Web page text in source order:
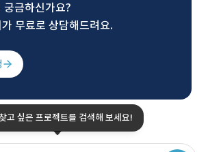
궁금하신가요?
무료로 상담해드려요.
고 싶은 프로젝트를 검색해 보세요!